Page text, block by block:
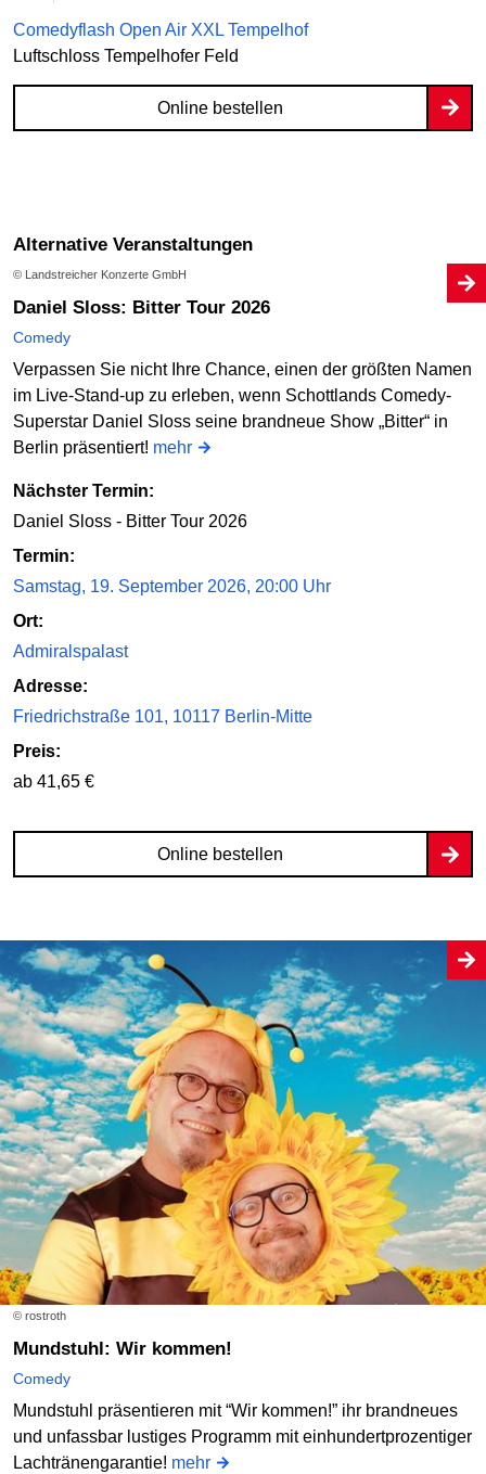
Comedyflash Open Air XXL Tempelhof
Luftschloss Tempelhofer Feld
Online bestellen
Alternative Veranstaltungen
© Landstreicher Konzerte GmbH
Daniel Sloss: Bitter Tour 2026
Comedy
Verpassen Sie nicht Ihre Chance, einen der größten Namen
im Live-Stand-up zu erleben, wenn Schottlands Comedy-
Superstar Daniel Sloss seine brandneue Show „Bitter“ in
Berlin präsentiert! mehr
Nächster Termin:
Daniel Sloss - Bitter Tour 2026
Termin:
Samstag, 19. September 2026, 20:00 Uhr
Ort:
Admiralspalast
Adresse:
Friedrichstraße 101, 10117 Berlin-Mitte
Preis:
ab 41,65 €
Online bestellen
© rostroth
Mundstuhl: Wir kommen!
Comedy
Mundstuhl präsentieren mit “Wir kommen!” ihr brandneues
und unfassbar lustiges Programm mit einhundertprozentiger
Lachtränengarantie! mehr